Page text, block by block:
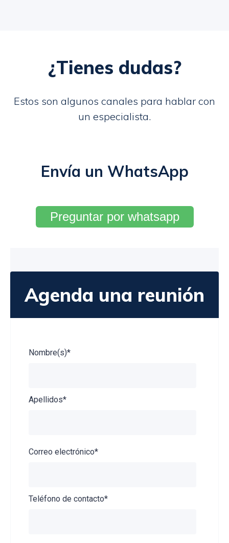
¿Tienes dudas?
Estos son algunos canales para hablar con
un especialista.
Envía un WhatsApp
Preguntar por whatsapp
Agenda una reunión
Nombre(s)*
Apellidos*
Correo electrónico*
Teléfono de contacto*